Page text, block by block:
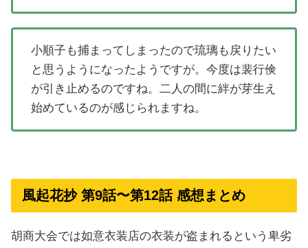
小順子も捕まってしまったので琉璃も戻りたい
と思うようになったようですが。今度は裴行倹
が引き止めるのですね。二人の間に絆が芽生え
始めているのが感じられますね。
風起花抄 第9話〜第12話 感想まとめ
胡商大会では如意衣装店の衣装が盗まれるという卑劣